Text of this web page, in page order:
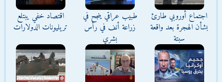
اجتماع أوروبي طارئ
بشأن الهجرة بعد واقعة
سبتة
طبيب عراقي ينجح في
زراعة أنف في رأس
بشري
اقتصاد خفي يبتلع
تريليونات الدولارات